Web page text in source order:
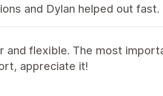
and Dylan helped out
and flexible. The most
appreciate it!